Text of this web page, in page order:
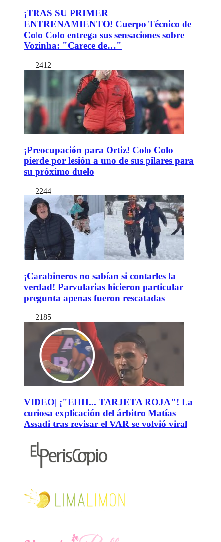
¡TRAS SU PRIMER
ENTRENAMIENTO! Cuerpo Técnico de
Colo Colo entrega sus sensaciones sobre
Vozinha: "Carece de…"
2412
¡Preocupación para Ortiz! Colo Colo
pierde por lesión a uno de sus pilares para
su próximo duelo
2244
¡Carabineros no sabían si contarles la
verdad! Parvularias hicieron particular
pregunta apenas fueron rescatadas
2185
VIDEO| ¡"EHH... TARJETA ROJA"! La
curiosa explicación del árbitro Matías
Assadi tras revisar el VAR se volvió viral